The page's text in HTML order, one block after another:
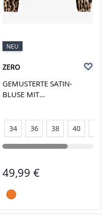
NEU
ZERO
GEMUSTERTE SATIN-
BLUSE MIT
34 36 38 40
49,99 €